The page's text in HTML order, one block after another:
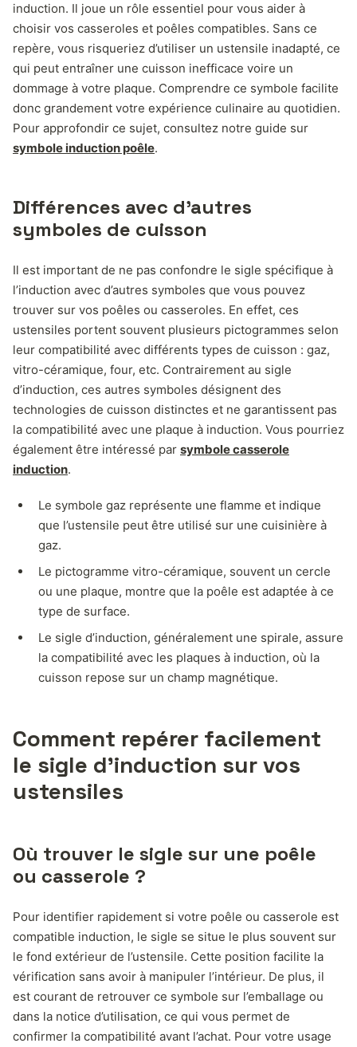
induction. Il joue un rôle essentiel pour vous aider à
choisir vos casseroles et poêles compatibles. Sans ce
repère, vous risqueriez d’utiliser un ustensile inadapté, ce
qui peut entraîner une cuisson inefficace voire un
dommage à votre plaque. Comprendre ce symbole facilite
donc grandement votre expérience culinaire au quotidien.
Pour approfondir ce sujet, consultez notre guide sur
symbole induction poêle.
Différences avec d’autres
symboles de cuisson
Il est important de ne pas confondre le sigle spécifique à
l’induction avec d’autres symboles que vous pouvez
trouver sur vos poêles ou casseroles. En effet, ces
ustensiles portent souvent plusieurs pictogrammes selon
leur compatibilité avec différents types de cuisson : gaz,
vitro-céramique, four, etc. Contrairement au sigle
d’induction, ces autres symboles désignent des
technologies de cuisson distinctes et ne garantissent pas
la compatibilité avec une plaque à induction. Vous pourriez
également être intéressé par symbole casserole
induction.
Le symbole gaz représente une flamme et indique
que l’ustensile peut être utilisé sur une cuisinière à
gaz.
Le pictogramme vitro-céramique, souvent un cercle
ou une plaque, montre que la poêle est adaptée à ce
type de surface.
Le sigle d’induction, généralement une spirale, assure
la compatibilité avec les plaques à induction, où la
cuisson repose sur un champ magnétique.
Comment repérer facilement
le sigle d’induction sur vos
ustensiles
Où trouver le sigle sur une poêle
ou casserole ?
Pour identifier rapidement si votre poêle ou casserole est
compatible induction, le sigle se situe le plus souvent sur
le fond extérieur de l’ustensile. Cette position facilite la
vérification sans avoir à manipuler l’intérieur. De plus, il
est courant de retrouver ce symbole sur l’emballage ou
dans la notice d’utilisation, ce qui vous permet de
confirmer la compatibilité avant l’achat. Pour votre usage